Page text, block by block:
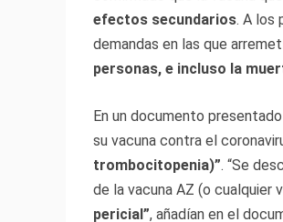
efectos secundarios. A los
demandas en las que
personas, e incluso la
En un documento
su vacuna contra el
trombocitopenia)”. “Se
de la vacuna AZ (o cualquier
pericial”, añadían en el